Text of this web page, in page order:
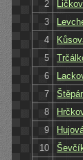
2
3
4
5
6
7
8
9
10